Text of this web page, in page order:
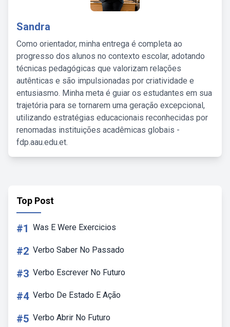
Sandra
Como orientador, minha entrega é completa ao
progresso dos alunos no contexto escolar, adotando
técnicas pedagógicas que valorizam relações
autênticas e são impulsionadas por criatividade e
entusiasmo. Minha meta é guiar os estudantes em sua
trajetória para se tornarem uma geração excepcional,
utilizando estratégias educacionais reconhecidas por
renomadas instituições acadêmicas globais -
fdp.aau.edu.et.
Top Post
#1 Was E Were Exercicios
#2 Verbo Saber No Passado
#3 Verbo Escrever No Futuro
#4 Verbo De Estado E Ação
#5 Verbo Abrir No Futuro